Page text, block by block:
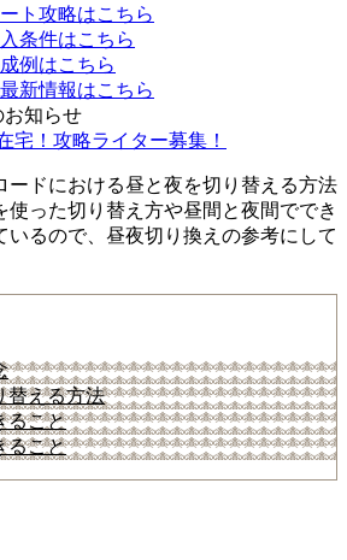
ト攻略はこちら
条件はこちら
例はこちら
新情報はこちら
お知らせ
宅！攻略ライター募集！
ードにおける昼と夜を切り替える方法
使った切り替え方や昼間と夜間ででき
いるので、昼夜切り換えの参考にして
替える方法
ること
ること